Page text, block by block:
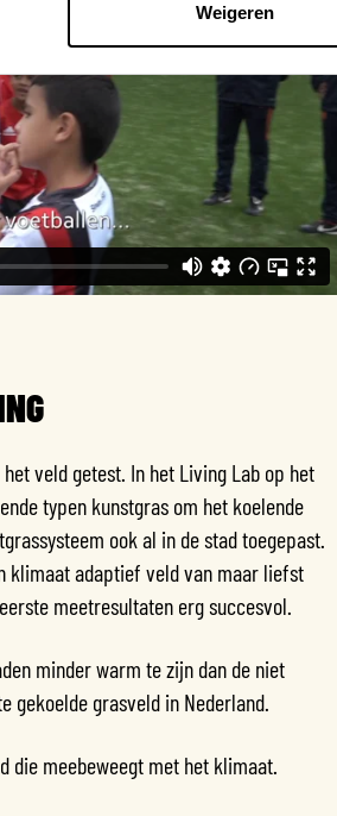
Weigeren
veld getest. In het Living Lab op het
typen kunstgras om het koelende
ook al in de stad toegepast.
klimaat adaptief veld van maar liefst
meetresultaten erg succesvol.
minder warm te zijn dan de niet
gekoelde grasveld in Nederland.
die meebeweegt met het klimaat.